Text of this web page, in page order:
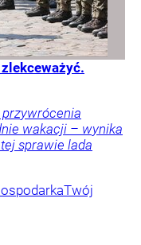
wakacji – wynika
sprawie lada
Twój